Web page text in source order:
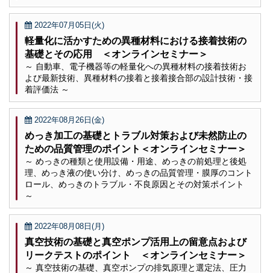
2022年07月05日(火)
軽量化に活かすための異種材料における接着技術の
基礎とその応用 ＜オンラインセミナー＞
～ 自動車、電子機器等の軽量化への異種材料の接着技術お
よび最新技術、異種材料の接着と接着接合部の設計技術・接
着評価法 ～
2022年08月26日(金)
めっき加工の基礎とトラブル対策および未然防止の
ための品質管理のポイント＜オンラインセミナー＞
～ めっきの種類と使用設備・用途、めっきの前処理と後処
理、めっき液の使い分け、めっきの品質管理・膜厚のコント
ロール、めっきのトラブル・不良原因とその対策ポイント
～
2022年08月08日(月)
真空技術の基礎と真空ポンプ活用上の留意点および
リークテストのポイント ＜オンラインセミナー＞
～ 真空技術の基礎、真空ポンプの排気原理と選定法、圧力